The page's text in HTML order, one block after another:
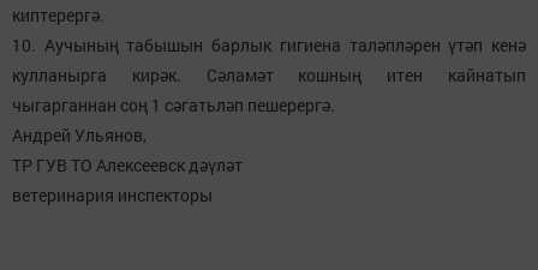
киптерергә.
10. Аучының табышын барлык гигиена таләпләрен үтәп кенә
кулланырга кирәк. Сәламәт кошның итен кайнатып
чыгарганнан соң 1 сәгатьләп пешерергә.
Андрей Ульянов,
ТР ГУВ ТО Алексеевск дәүләт
ветеринария инспекторы